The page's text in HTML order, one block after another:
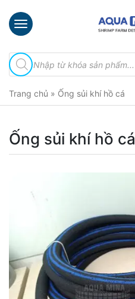
×
chủ
thiệu
phẩm
Đầu
dẫn
lắp
đặt
Tìm
kiếm
sản
Trang chủ » Ống sủi khí hồ cá
Ống sủi khí hồ cá